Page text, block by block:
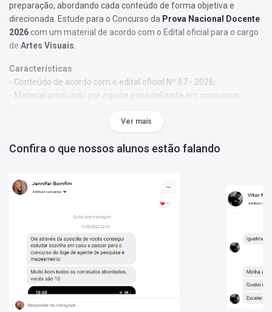
preparação, abordando cada conteúdo de forma objetiva e
direcionada. Estude para o Concurso da Prova Nacional Docente
2026com um material de acordo com o Edital oficial para o cargo
de Artes Visuais
Características
- Conteúdo de acordo com o edital oficial Nº 67 - 2026;
- Material produzido por equipe especializada em concursos
públicos;
- Você receberá um bônus especial: Curso Online de disciplinas
básicas (Língua Portuguesa e Informática).
autores, visando à clareza e à amplitude na preparação.
Matérias da Apostila:
Formação Geral Docente
Conhecimentos Específicos
Informações Sobre o Concurso Prova Nacional Docente -
Vagas: Cadastro Reserva
Inscrições: De 22/06/2026 a 03/07/2026
Ver mais
Confira o que nossos alunos estão falando